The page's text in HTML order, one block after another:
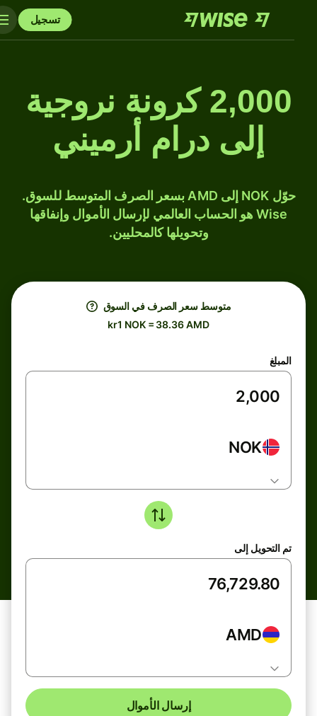
تسجيل
2,000 كرونة نروجية
إلى درام أرميني
حوّل NOK إلى AMD بسعر الصرف المتوسط للسوق.
Wise هو الحساب العالمي لإرسال الأموال وإنفاقها
وتحويلها كالمحليين.
متوسط ​​سعر الصرف في السوق
kr1 NOK = 38.36 AMD
المبلغ
NOK
تم التحويل إلى
AMD
إرسال الأموال